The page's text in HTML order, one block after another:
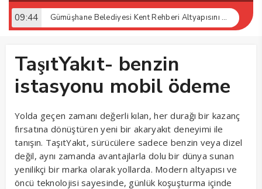
09:44 Gümüşhane Belediyesi Kent Rehberi Altyapısını Dijital Ruhsat Bilgi Sistemi ile Güçlendirdi
TaşıtYakıt- benzin
istasyonu mobil ödeme
Yolda geçen zamanı değerli kılan, her durağı bir kazanç
fırsatına dönüştüren yeni bir akaryakıt deneyimi ile
tanışın. TaşıtYakıt, sürücülere sadece benzin veya dizel
değil, aynı zamanda avantajlarla dolu bir dünya sunan
yenilikçi bir marka olarak yollarda. Modern altyapısı ve
öncü teknolojisi sayesinde, günlük koşuşturma içinde